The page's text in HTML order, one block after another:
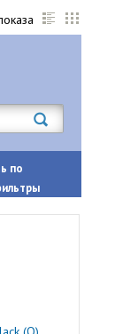
по